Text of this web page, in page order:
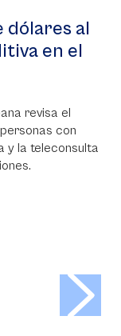
dólares al
en el
revisa el
con
y la teleconsulta